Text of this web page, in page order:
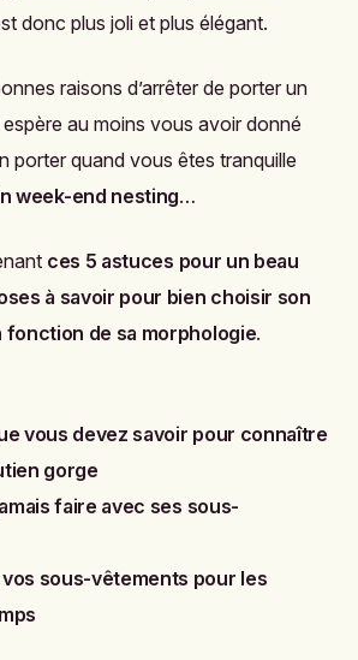
donc plus joli et plus élégant.
raisons d’arrêter de porter un
au moins vous avoir donné
porter quand vous êtes tranquille
week-end nesting…
ces 5 astuces pour un beau
à savoir pour bien choisir son
de sa morphologie.
vous devez savoir pour connaître
gorge
faire avec ses sous-
sous-vêtements pour les